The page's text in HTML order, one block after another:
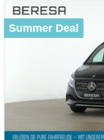
Summer Deal